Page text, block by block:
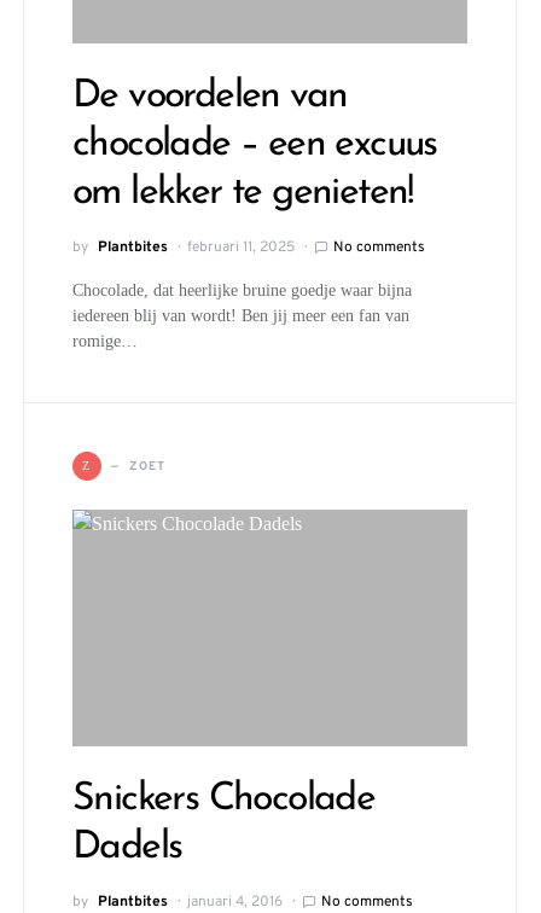
De voordelen van
chocolade – een excuus
om lekker te genieten!
by Plantbites februari 11, 2025 No comments
Chocolade, dat heerlijke bruine goedje waar bijna
iedereen blij van wordt! Ben jij meer een fan van
romige…
Z ZOET
Snickers Chocolade
Dadels
by Plantbites januari 4, 2016 No comments